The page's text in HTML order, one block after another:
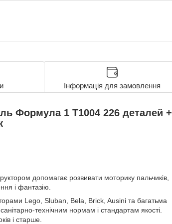
Інформація для замовлення
Формула 1 T1004 226 деталей +
допомагає розвивати моторику пальчиків,
і фантазію.
Lego, Sluban, Bela, Brick, Ausini та багатьма
технічним нормам і стандартам якості.
і старше.